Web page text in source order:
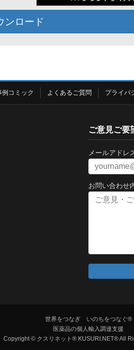
ンロード
例コミック よくあるご質問 プライバ
ご意見ご要
メールアドレ
お問い合わせ
世界をつなぎ いのちをつなぐ®
医薬品の個人輸入調達支援
Copyright © クスリネット® KUSURI.NET® All